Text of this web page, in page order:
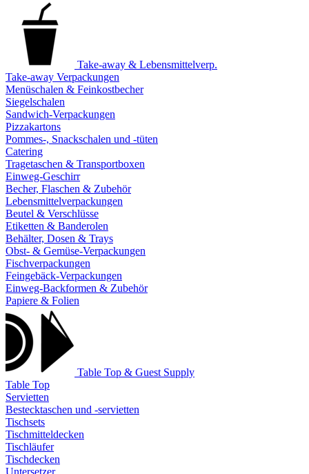
Take-away & Lebensmittelverp.
Take-away Verpackungen
Menüschalen & Feinkostbecher
Siegelschalen
Sandwich-Verpackungen
Pizzakartons
Pommes-, Snackschalen und -tüten
Catering
Tragetaschen & Transportboxen
Einweg-Geschirr
Becher, Flaschen & Zubehör
Lebensmittelverpackungen
Beutel & Verschlüsse
Etiketten & Banderolen
Behälter, Dosen & Trays
Obst- & Gemüse-Verpackungen
Fischverpackungen
Feingebäck-Verpackungen
Einweg-Backformen & Zubehör
Papiere & Folien
Table Top & Guest Supply
Table Top
Servietten
Bestecktaschen und -servietten
Tischsets
Tischmitteldecken
Tischläufer
Tischdecken